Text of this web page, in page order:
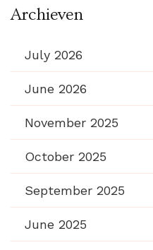
Archieven
July 2026
June 2026
November 2025
October 2025
September 2025
June 2025